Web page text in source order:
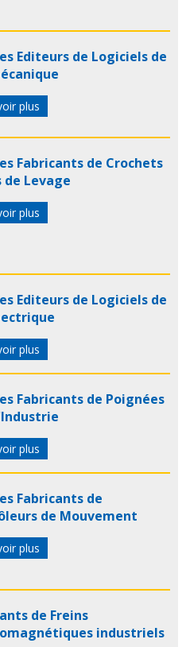
Editeurs de Logiciels de
plus
Fabricants de Crochets
de Levage
plus
Editeurs de Logiciels de
plus
Fabricants de Poignées
plus
Fabricants de
de Mouvement
plus
de Freins
industriels